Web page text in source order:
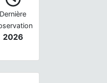
Dernière
2026